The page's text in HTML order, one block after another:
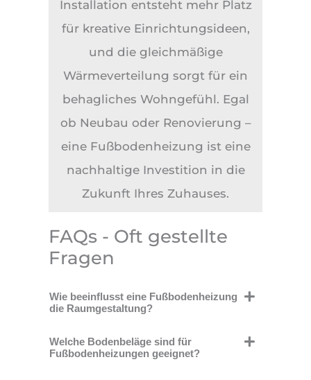
Installation entsteht mehr Platz
für kreative Einrichtungsideen,
und die gleichmäßige
Wärmeverteilung sorgt für ein
behagliches Wohngefühl. Egal
ob Neubau oder Renovierung –
eine Fußbodenheizung ist eine
nachhaltige Investition in die
Zukunft Ihres Zuhauses.
FAQs - Oft gestellte
Fragen
Wie beeinflusst eine Fußbodenheizung
die Raumgestaltung?
Welche Bodenbeläge sind für
Fußbodenheizungen geeignet?